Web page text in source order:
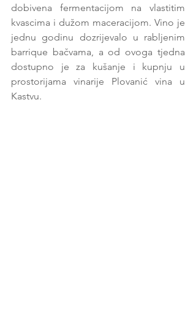
dobivena fermentacijom na vlastitim
kvascima i dužom maceracijom. Vino je
jednu godinu dozrijevalo u rabljenim
barrique bačvama, a od ovoga tjedna
dostupno je za kušanje i kupnju u
prostorijama vinarije Plovanić vina u
Kastvu.